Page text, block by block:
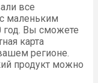
все
маленьким
год. Вы сможете
карта
регионе.
продукт можно